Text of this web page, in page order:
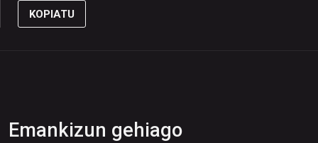
KOPIATU
Emankizun gehiago